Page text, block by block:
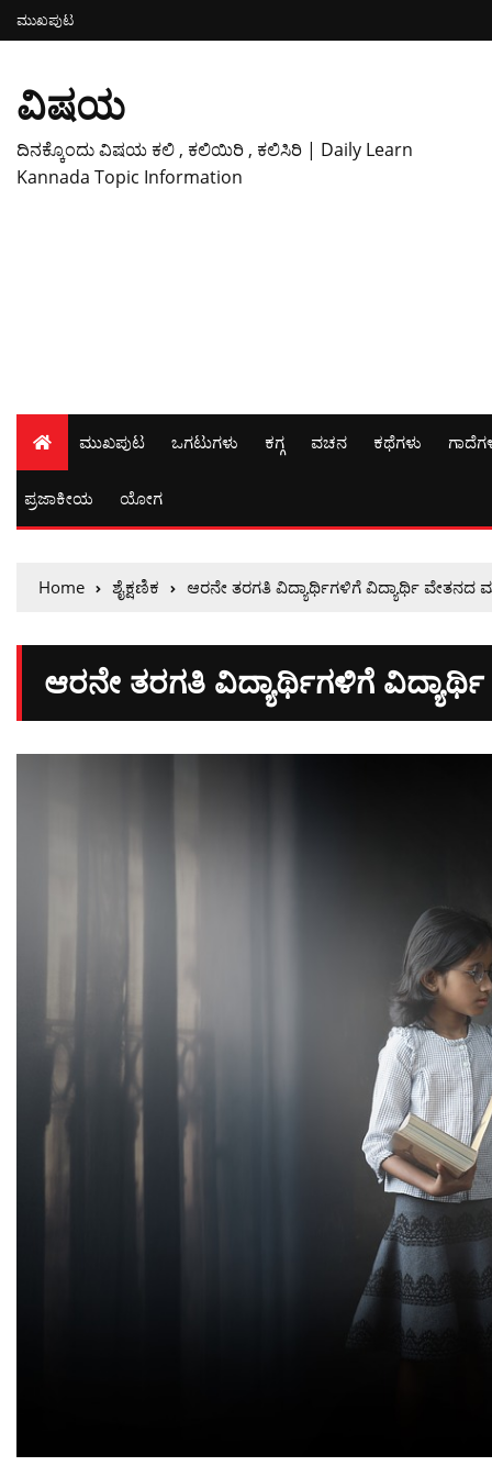
ಮುಖಪುಟ
ವಿಷಯ
ದಿನಕ್ಕೊಂದು ವಿಷಯ ಕಲಿ , ಕಲಿಯಿರಿ , ಕಲಿಸಿರಿ | Daily Learn
Kannada Topic Information
ಮುಖಪುಟ ಒಗಟುಗಳು ಕಗ್ಗ ವಚನ ಕಥೆಗಳು
ಪ್ರಜಾಕೀಯ ಯೋಗ
Home ಶೈಕ್ಷಣಿಕ ಆರನೇ ತರಗತಿ ವಿದ್ಯಾರ್ಥಿಗಳಿಗೆ ವಿದ್ಯಾರ್ಥಿ ವೇತನದ
ಆರನೇ ತರಗತಿ ವಿದ್ಯಾರ್ಥಿಗಳಿಗೆ